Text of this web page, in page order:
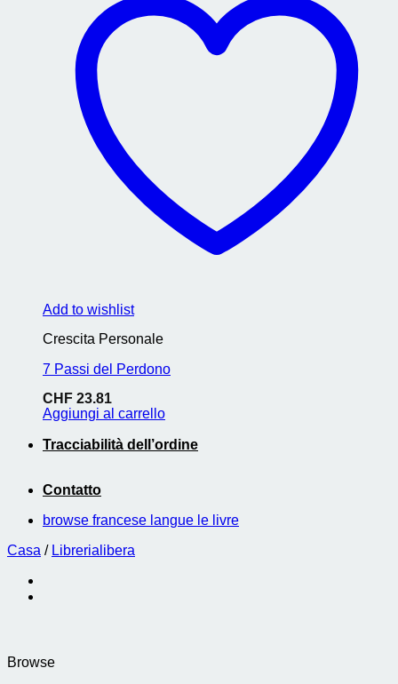
Add to wishlist
Crescita Personale
7 Passi del Perdono
CHF 23.81
Aggiungi al carrello
Tracciabilità dell’ordine
Contatto
browse francese langue le livre
Casa / Librerialibera
Browse